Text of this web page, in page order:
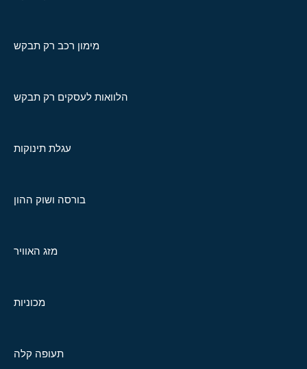
מימון רכב רק תבקש
הלוואות לעסקים רק תבקש
עגלת תינוקות
בורסה ושוק ההון
מזג האוויר
מכוניות
תעופה קלה